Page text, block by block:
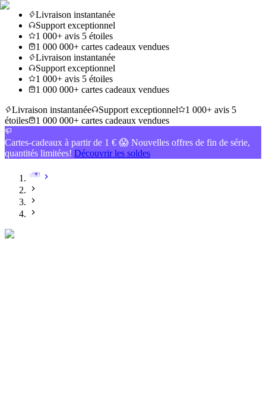
Livraison instantanée
Support exceptionnel
1 000+ avis 5 étoiles
1 000 000+ cartes cadeaux vendues
Livraison instantanée
Support exceptionnel
1 000+ avis 5 étoiles
1 000 000+ cartes cadeaux vendues
Livraison instantanée
Support exceptionnel
1 000+ avis 5
étoiles
1 000 000+ cartes cadeaux vendues
Cartes-cadeaux à partir de 1 € 😱 Nouvelles offres de fin de série,
quantités limitées! Découvrir les soldes